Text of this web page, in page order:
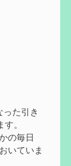
、探索に
者・２」
ってしま
2凸ま
者・１」
使用感な
った引き
。
の毎日
いていま